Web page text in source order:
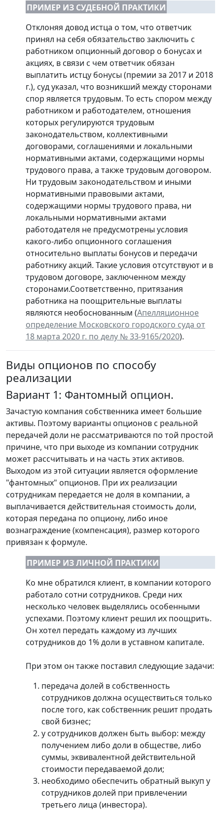
ПРИМЕР ИЗ СУДЕБНОЙ ПРАКТИКИ
Отклоняя довод истца о том, что ответчик
принял на себя обязательство заключить с
работником опционный договор о бонусах и
акциях, в связи с чем ответчик обязан
выплатить истцу бонусы (премии за 2017 и 2018
г.), суд указал, что возникший между сторонами
спор является трудовым. То есть спором между
работником и работодателем, отношения
которых регулируются трудовым
законодательством, коллективными
договорами, соглашениями и локальными
нормативными актами, содержащими нормы
трудового права, а также трудовым договором.
Ни трудовым законодательством и иными
нормативными правовыми актами,
содержащими нормы трудового права, ни
локальными нормативными актами
работодателя не предусмотрены условия
какого-либо опционного соглашения
относительно выплаты бонусов и передачи
работнику акций. Такие условия отсутствуют и в
трудовом договоре, заключенном между
сторонами.Соответственно, притязания
работника на поощрительные выплаты
являются необоснованным (Aпелляционное
определение Московского городского суда от
18 марта 2020 г. по делу № 33-9165/2020).
Виды опционов по способу
реализации
Вариант 1: Фантомный опцион.
Зачастую компания собственника имеет большие
активы. Поэтому варианты опционов с реальной
передачей доли не рассматриваются по той простой
причине, что при выходе из компании сотрудник
может рассчитывать и на часть этих активов.
Выходом из этой ситуации является оформление
"фантомных" опционов. При их реализации
сотрудникам передается не доля в компании, а
выплачивается действительная стоимость доли,
которая передана по опциону, либо иное
вознаграждение (компенсация), размер которого
привязан к формуле.
ПРИМЕР ИЗ ЛИЧНОЙ ПРАКТИКИ
Ко мне обратился клиент, в компании которого
работало сотни сотрудников. Среди них
несколько человек выделялись особенными
успехами. Поэтому клиент решил их поощрить.
Он хотел передать каждому из лучших
сотрудников до 1% доли в уставном капитале.
При этом он также поставил следующие задачи:
передача долей в собственность
сотрудников должна осуществиться только
после того, как собственник решит продать
свой бизнес;
у сотрудников должен быть выбор: между
получением либо доли в обществе, либо
суммы, эквивалентной действительной
стоимости передаваемой доли;
необходимо обеспечить обратный выкуп у
сотрудников долей при привлечении
третьего лица (инвестора).